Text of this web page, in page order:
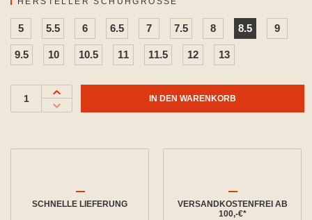
5 5.5 6 6.5 7 7.5 8 8.5 9
9.5 10 10.5 11 11.5 12 13
IN DEN WARENKORB
SCHNELLE LIEFERUNG
VERSANDKOSTENFREI AB
100,-€*